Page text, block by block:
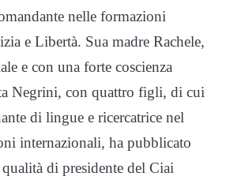
nelle formazioni
e Libertà. Sua madre Rachele,
e con una forte coscienza
Negrini, con quattro figli, di cui
di lingue e ricercatrice nel
internazionali, ha pubblicato
di presidente del Ciai